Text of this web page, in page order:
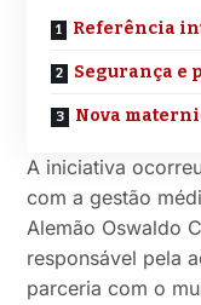
Referência
Segurança e
Nova
A iniciativa
com a gestão
Alemão Oswaldo
responsável pela
parceria com o